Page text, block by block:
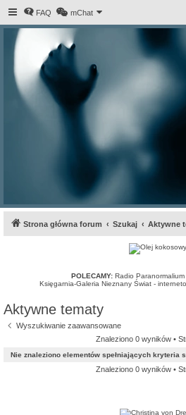
FAQ mChat
Strona główna forum Szukaj Aktywne
POLECAMY: Radio Paranormalium
Księgarnia-Galeria Nieznany Świat -
Aktywne tematy
Wyszukiwanie zaawansowane
Znaleziono 0 wyników •
Nie znaleziono elementów spełniających kryteria
Znaleziono 0 wyników •